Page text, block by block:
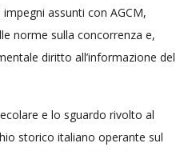
assunti con AGCM,
norme sulla concorrenza e,
diritto all’informazione del
e lo sguardo rivolto al
storico italiano operante sul